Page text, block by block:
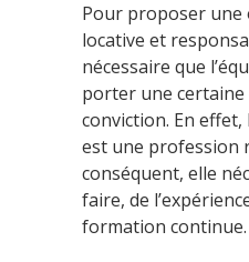
Pour proposer une
locative et
nécessaire que
porter une
conviction. En
est une profession
conséquent, elle
faire, de
formation continue.